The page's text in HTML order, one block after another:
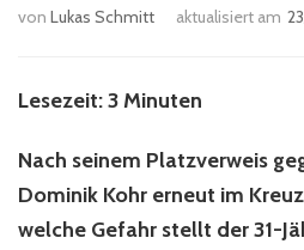
von Lukas Schmitt aktualisiert am
Lesezeit: 3 Minuten
Nach seinem Platzverweis
Dominik Kohr erneut im
welche Gefahr stellt der 31-